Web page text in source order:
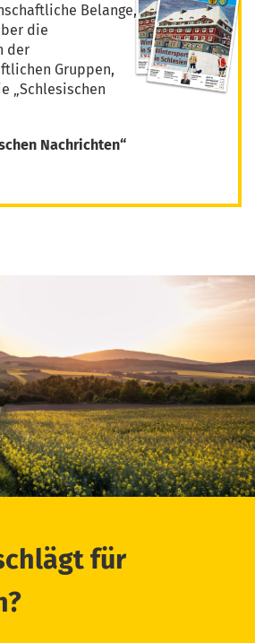
Belange,
die
der
Gruppen,
„Schlesischen
Nachrichten“
für